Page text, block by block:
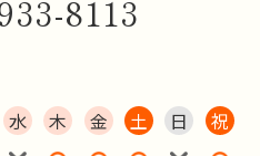
8113
水 木 金 土 日
祝